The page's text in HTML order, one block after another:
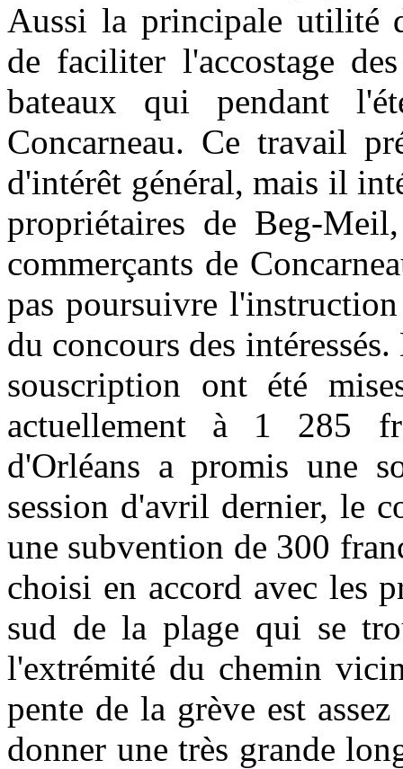
Aussi la principale utilité
de faciliter l'accostage
bateaux qui pendant
Concarneau. Ce travail
d'intérêt général, mais il
propriétaires de Beg-
commerçants de
pas poursuivre
du concours des
souscription ont été
actuellement à 1 285
d'Orléans a promis une
session d'avril dernier, le
une subvention de 300
choisi en accord avec les
sud de la plage qui se
l'extrémité du chemin
pente de la grève est
donner une très grande